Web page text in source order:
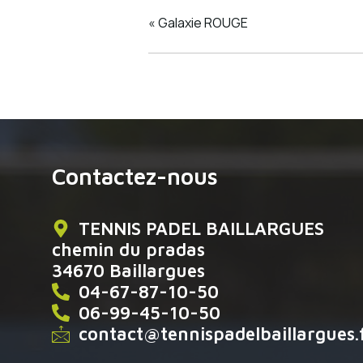
«Galaxie ROUGE
Contactez-nous
TENNIS PADEL BAILLARGUES
chemin du pradas
34670 Baillargues
04-67-87-10-50
06-99-45-10-50